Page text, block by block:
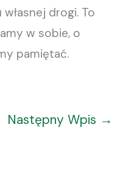
drogi. To
w sobie, o
pamiętać.
Następny Wpis →